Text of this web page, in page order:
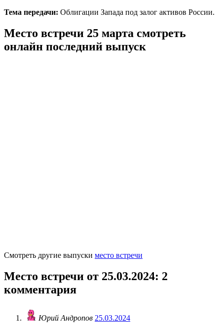
Тема передачи: Облигации Запада под залог активов России.
Место встречи 25 марта смотреть
онлайн последний выпуск
Смотреть другие выпуски место встречи
Место встречи от 25.03.2024: 2
комментария
Юрий Андропов 25.03.2024